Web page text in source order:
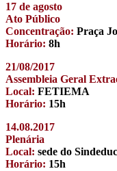
17 de agosto
Ato Público
Concentração: Praça
Horário: 8h
21/08/2017
Assembleia Geral
Local: FETIEMA
Horário: 15h
14.08.2017
Plenária
Local: sede do
Horário: 15h